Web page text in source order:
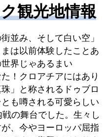
観光地情報
並み、そして白い空」
は以前体験したことあ
界じゃあるまい
！クロアチアにはあり
」と称されるドゥブロ
も噂される可愛らしい
の舞台でした。生々し
、今やヨーロッパ屈指